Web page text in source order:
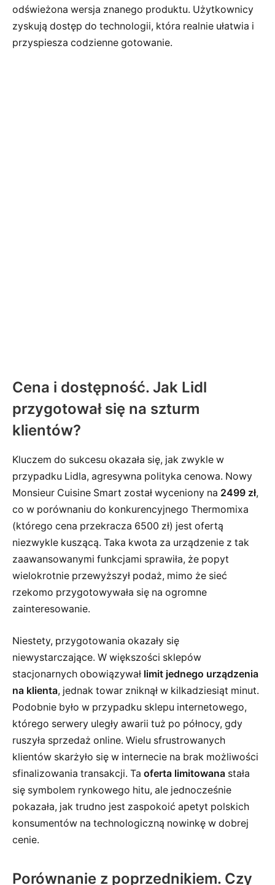
odświeżona wersja znanego produktu. Użytkownicy
zyskują dostęp do technologii, która realnie ułatwia i
przyspiesza codzienne gotowanie.
Cena i dostępność. Jak Lidl
przygotował się na szturm
klientów?
Kluczem do sukcesu okazała się, jak zwykle w
przypadku Lidla, agresywna polityka cenowa. Nowy
Monsieur Cuisine Smart został wyceniony na 2499 zł,
co w porównaniu do konkurencyjnego Thermomixa
(którego cena przekracza 6500 zł) jest ofertą
niezwykle kuszącą. Taka kwota za urządzenie z tak
zaawansowanymi funkcjami sprawiła, że popyt
wielokrotnie przewyższył podaż, mimo że sieć
rzekomo przygotowywała się na ogromne
zainteresowanie.
Niestety, przygotowania okazały się
niewystarczające. W większości sklepów
stacjonarnych obowiązywał limit jednego urządzenia
na klienta, jednak towar zniknął w kilkadziesiąt minut.
Podobnie było w przypadku sklepu internetowego,
którego serwery uległy awarii tuż po północy, gdy
ruszyła sprzedaż online. Wielu sfrustrowanych
klientów skarżyło się w internecie na brak możliwości
sfinalizowania transakcji. Ta oferta limitowana stała
się symbolem rynkowego hitu, ale jednocześnie
pokazała, jak trudno jest zaspokoić apetyt polskich
konsumentów na technologiczną nowinkę w dobrej
cenie.
Porównanie z poprzednikiem. Czy